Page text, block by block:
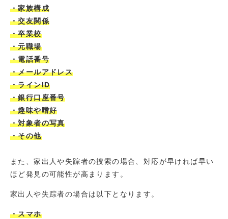
・家族構成
・交友関係
・卒業校
・元職場
・電話番号
・メールアドレス
・ラインID
・銀行口座番号
・趣味や嗜好
・対象者の写真
・その他
また、家出人や失踪者の捜索の場合、対応が早ければ早い
ほど発見の可能性が高まります。
家出人や失踪者の場合は以下となります。
・スマホ